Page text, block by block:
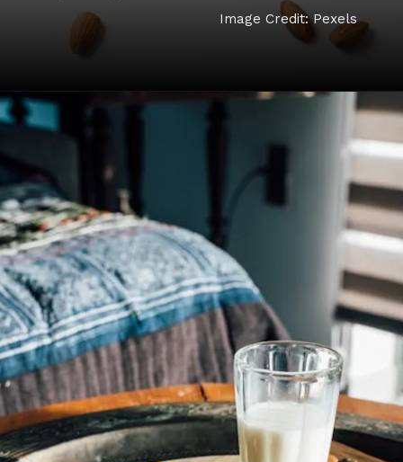
Image Credit: Pexels